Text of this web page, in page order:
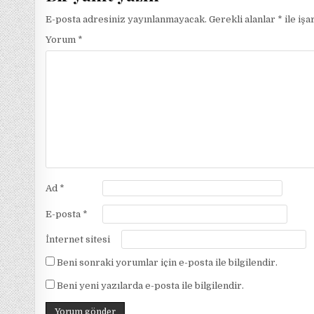
E-posta adresiniz yayınlanmayacak. Gerekli alanlar * ile
Yorum *
Ad *
E-posta *
İnternet sitesi
Beni sonraki yorumlar için e-posta ile bilgilendir.
Beni yeni yazılarda e-posta ile bilgilendir.